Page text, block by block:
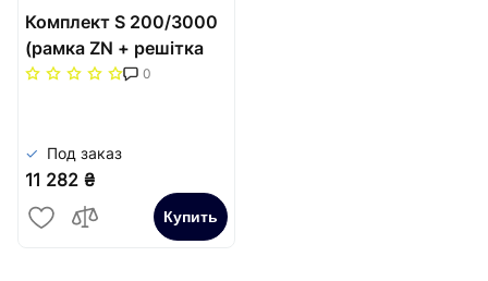
Комплект S 200/3000
(рамка ZN + решітка
НТ) Carrera Сатин
0
Под заказ
11 282 ₴
Купить